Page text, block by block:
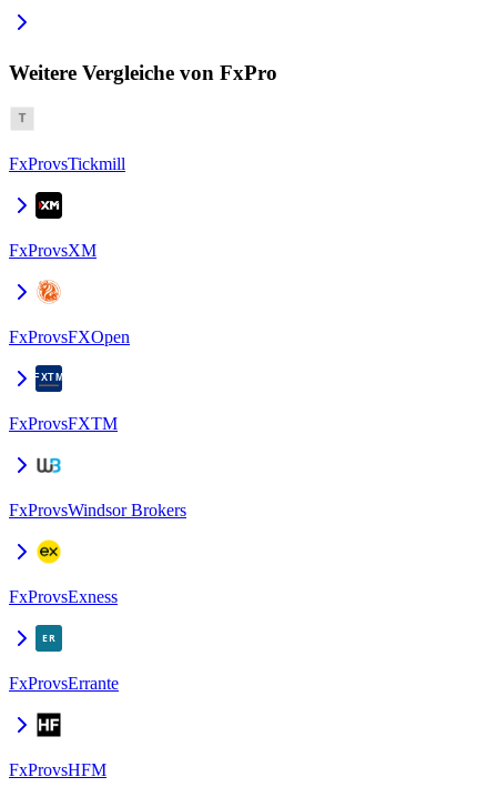
Weitere Vergleiche von FxPro
FxProvsTickmill
FxProvsXM
FxProvsFXOpen
FxProvsFXTM
FxProvsWindsor Brokers
FxProvsExness
FxProvsErrante
FxProvsHFM